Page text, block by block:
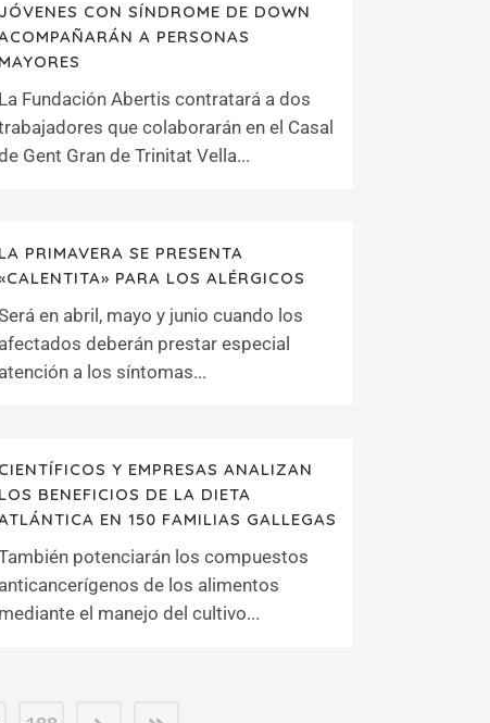
JÓVENES CON SÍNDROME DE DOWN
A PERSONAS
MAYORES
La Fundación Abertis contratará a dos
que colaborarán en el Casal
Gent Gran de Trinitat Vella...
LA PRIMAVERA SE PRESENTA
PARA LOS ALÉRGICOS
en abril, mayo y junio cuando los
afectados deberán prestar especial
atención a los síntomas...
CIENTÍFICOS Y EMPRESAS ANALIZAN
LOS BENEFICIOS DE LA DIETA
EN 150 FAMILIAS GALLEGAS
potenciarán los compuestos
anticancerígenos de los alimentos
mediante el manejo del cultivo...